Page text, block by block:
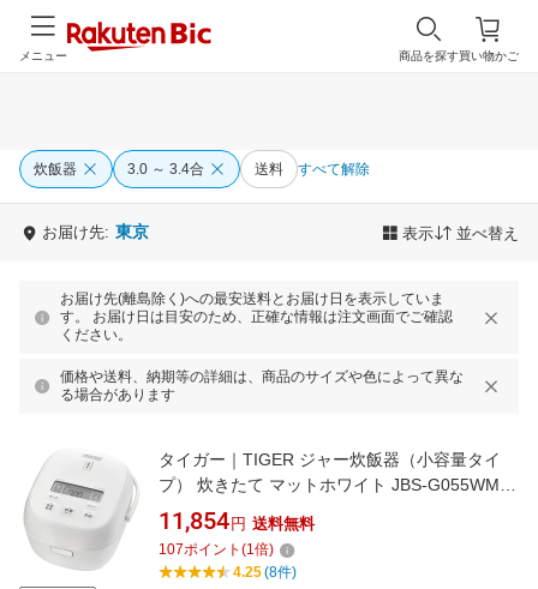
買い物かご
商品を探す
メニュー
炊飯器 3.0 ～ 3.4合 送料 すべて解除
お届け先: 東京 表示 並べ替え
お届け先(離島除く)への最安送料とお届け日を表示していま
す。 お届け日は目安のため、正確な情報は注文画面でご確認
ください。
価格や送料、納期等の詳細は、商品のサイズや色によって異な
る場合があります
タイガー｜TIGER ジャー炊飯器（小容量タイ
プ） 炊きたて マットホワイト JBS-G055WM [3
合 /マイコン]【rb_makerA】
11,854 円 送料無料
107ポイント (1倍)
4.25(8件)